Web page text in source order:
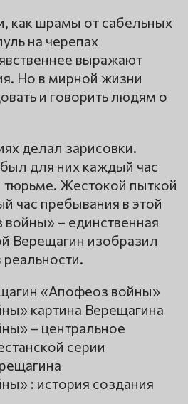
как шрамы от сабельных
на черепах
выражают
Но в мирной жизни
и говорить людям о
делал зарисовки.
для них каждый час
тюрьме. Жестокой пыткой
час пребывания в этой
– единственная
Верещагин изобразил
реальности.
«Апофеоз войны»
картина Верещагина
– центральное
серии
: история создания